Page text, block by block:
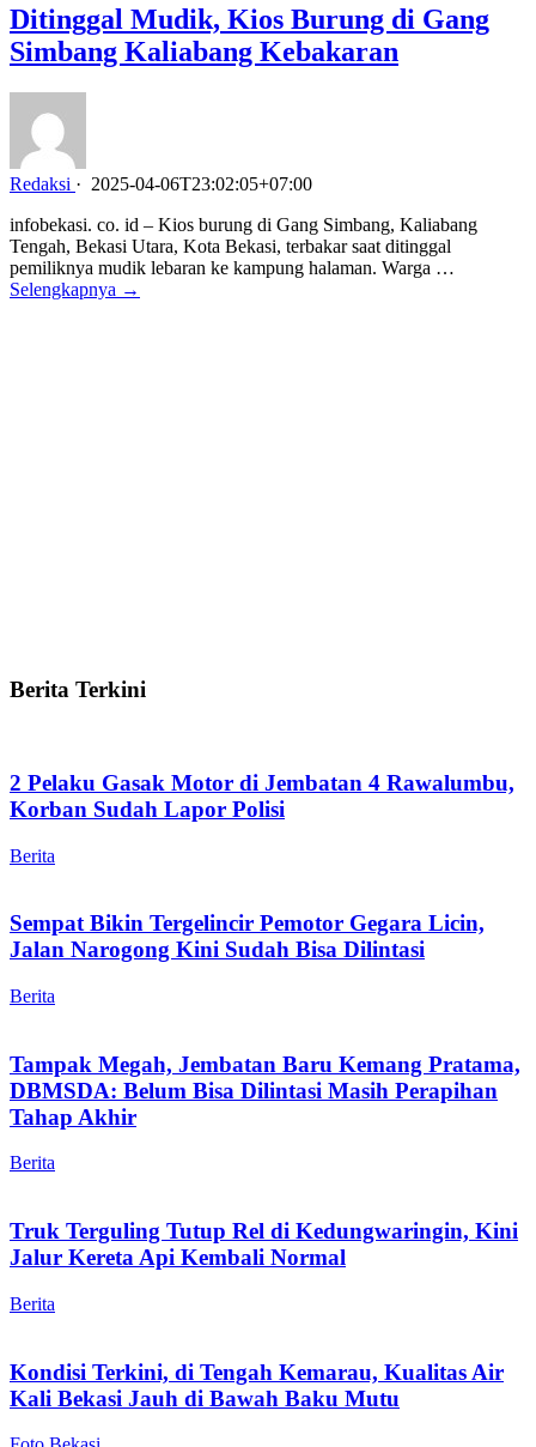
Ditinggal Mudik, Kios Burung di Gang
Simbang Kaliabang Kebakaran
Redaksi · 2025-04-06T23:02:05+07:00
infobekasi. co. id – Kios burung di Gang Simbang, Kaliabang
Tengah, Bekasi Utara, Kota Bekasi, terbakar saat ditinggal
pemiliknya mudik lebaran ke kampung halaman. Warga …
Selengkapnya →
Berita Terkini
2 Pelaku Gasak Motor di Jembatan 4 Rawalumbu,
Korban Sudah Lapor Polisi
Berita
Sempat Bikin Tergelincir Pemotor Gegara Licin,
Jalan Narogong Kini Sudah Bisa Dilintasi
Berita
Tampak Megah, Jembatan Baru Kemang Pratama,
DBMSDA: Belum Bisa Dilintasi Masih Perapihan
Tahap Akhir
Berita
Truk Terguling Tutup Rel di Kedungwaringin, Kini
Jalur Kereta Api Kembali Normal
Berita
Kondisi Terkini, di Tengah Kemarau, Kualitas Air
Kali Bekasi Jauh di Bawah Baku Mutu